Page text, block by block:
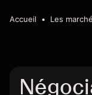
Accueil Les